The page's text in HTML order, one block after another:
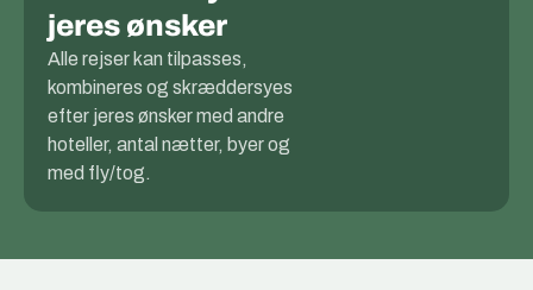
jeres ønsker
Alle rejser kan tilpasses,
kombineres og skræddersyes
efter jeres ønsker med andre
hoteller, antal nætter, byer og
med fly/tog.